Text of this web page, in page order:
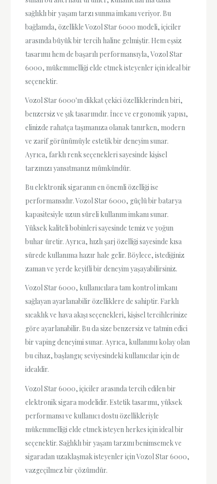
sağlıklı bir yaşam tarzı sunma imkanı veriyor. Bu
bağlamda, özellikle Vozol Star 6000 modeli, içiciler
arasında büyük bir tercih haline gelmiştir. Hem eşsiz
tasarımı hem de başarılı performansıyla, Vozol Star
6000, mükemmelliği elde etmek isteyenler için ideal bir
seçenektir.
Vozol Star 6000'ın dikkat çekici özelliklerinden biri,
benzersiz ve şık tasarımdır. İnce ve ergonomik yapısı,
elinizde rahatça taşımanıza olanak tanırken, modern
ve zarif görünümüyle estetik bir deneyim sunar.
Ayrıca, farklı renk seçenekleri sayesinde kişisel
tarzınızı yansıtmanız mümkündür.
Bu elektronik sigaranın en önemli özelliği ise
performansıdır. Vozol Star 6000, güçlü bir batarya
kapasitesiyle uzun süreli kullanım imkanı sunar.
Yüksek kaliteli bobinleri sayesinde temiz ve yoğun
buhar üretir. Ayrıca, hızlı şarj özelliği sayesinde kısa
sürede kullanıma hazır hale gelir. Böylece, istediğiniz
zaman ve yerde keyifli bir deneyim yaşayabilirsiniz.
Vozol Star 6000, kullanıcılara tam kontrol imkanı
sağlayan ayarlanabilir özelliklere de sahiptir. Farklı
sıcaklık ve hava akışı seçenekleri, kişisel tercihlerinize
göre ayarlanabilir. Bu da size benzersiz ve tatmin edici
bir vaping deneyimi sunar. Ayrıca, kullanımı kolay olan
bu cihaz, başlangıç seviyesindeki kullanıcılar için de
idealdir.
Vozol Star 6000, içiciler arasında tercih edilen bir
elektronik sigara modelidir. Estetik tasarımı, yüksek
performansı ve kullanıcı dostu özellikleriyle
mükemmelliği elde etmek isteyen herkes için ideal bir
seçenektir. Sağlıklı bir yaşam tarzını benimsemek ve
sigaradan uzaklaşmak isteyenler için Vozol Star 6000,
vazgeçilmez bir çözümdür.